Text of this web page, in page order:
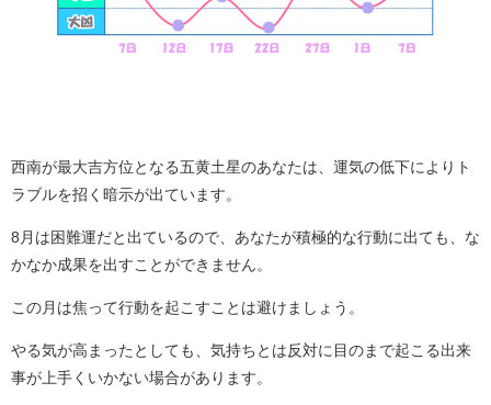
西南が最大吉方位となる五黄土星のあなたは、運気の低下によりト
ラブルを招く暗示が出ています。
8月は困難運だと出ているので、あなたが積極的な行動に出ても、な
かなか成果を出すことができません。
この月は焦って行動を起こすことは避けましょう。
やる気が高まったとしても、気持ちとは反対に目のまで起こる出来
事が上手くいかない場合があります。